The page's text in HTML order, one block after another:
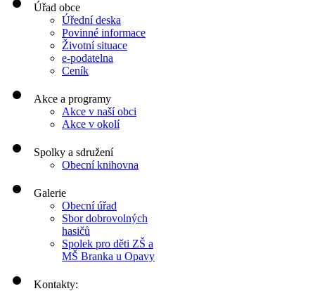
Úřad obce
Úřední deska
Povinné informace
Životní situace
e-podatelna
Ceník
Akce a programy
Akce v naší obci
Akce v okolí
Spolky a sdružení
Obecní knihovna
Galerie
Obecní úřad
Sbor dobrovolných
hasičů
Spolek pro děti ZŠ a
MŠ Branka u Opavy
Kontakty: